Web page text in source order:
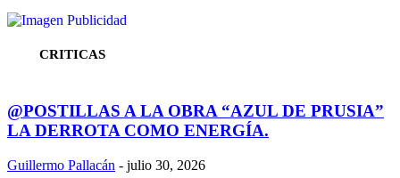
CRITICAS
@POSTILLAS A LA OBRA “AZUL DE PRUSIA”
LA DERROTA COMO ENERGÍA.
Guillermo Pallacán - julio 30, 2026